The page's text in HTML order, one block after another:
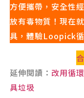
方便攜帶，安全性
放有毒物質！現在
具，體驗Loopick
延伸閱讀： 改用循
具垃圾